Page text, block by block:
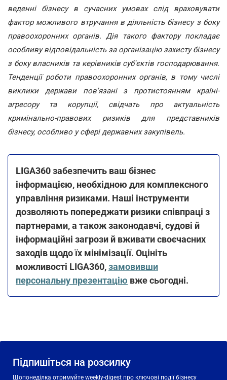
веденні бізнесу в сучасних умовах слід враховувати
фактор можливого втручання в діяльність бізнесу з боку
правоохоронних органів. Дія такого фактору покладає
особливу відповідальність за організацію захисту бізнесу
з боку власників та керівників суб'єктів господарювання.
Тенденції роботи правоохоронних органів, в тому числі
виклики держави пов'язані з протистоянням країні-
агресору та корупції, свідчать про актуальність
кримінально-правових ризиків для представників
бізнесу, особливо у сфері державних закупівель.
LIGA360 забезпечить ваш бізнес
інформацією, необхідною для комплексного
управління ризиками. Наші інструменти
дозволяють попереджати ризики співпраці з
партнерами, а також законодавчі, судові й
інформаційні загрози й вживати своєчасних
заходів щодо їх мінімізації. Оцініть
можливості LIGA360,замовивши
персональну презентацію вже сьогодні.
Підпишіться на розсилку
Щопонеділка отримуйте weekly-digest про ключові події бізнесу